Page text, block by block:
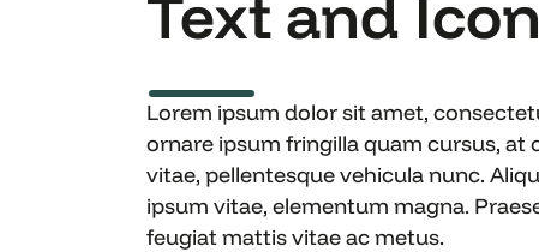
Text and
Lorem ipsum dolor sit amet,
ornare ipsum fringilla quam cursus, at
vitae, pellentesque vehicula nunc.
ipsum vitae, elementum magna.
feugiat mattis vitae ac metus.